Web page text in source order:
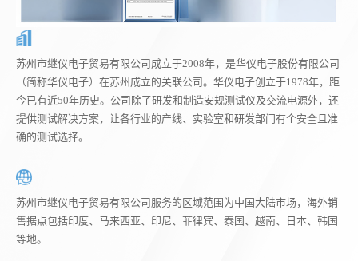
苏州市继仪电子贸易有限公司成立于2008年，是华仪电子股份有限公司
（简称华仪电子）在苏州成立的关联公司。华仪电子创立于1978年，距
今已有近50年历史。公司除了研发和制造安规测试仪及交流电源外，还
提供测试解决方案，让各行业的产线、实验室和研发部门有个安全且准
确的测试选择。
苏州市继仪电子贸易有限公司服务的区域范围为中国大陆市场，海外销
售据点包括印度、马来西亚、印尼、菲律宾、泰国、越南、日本、韩国
等地。